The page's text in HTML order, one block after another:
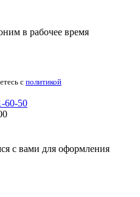
в рабочее время
с политикой
60-50
с вами для оформления